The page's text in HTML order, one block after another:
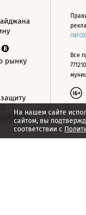
рынку
На нашем сайте
сайтом, вы
соответствии с
INFOX
Все